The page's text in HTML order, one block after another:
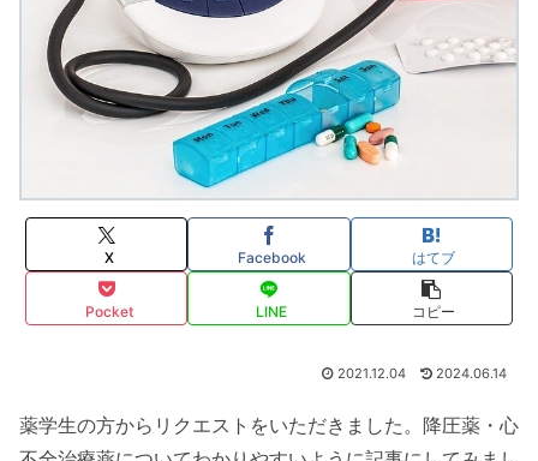
X Facebook はてブ
Pocket LINE コピー
2021.12.04 2024.06.14
薬学生の方からリクエストをいただきました。降圧薬・心